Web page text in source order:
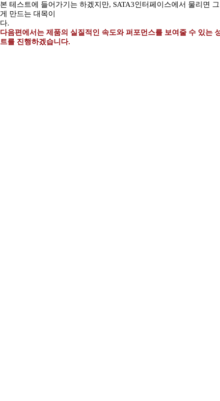
본 테스트에 들어가기는 하겠지만, SATA3인터페이스에서 물리면
게 만드는 대목이
다.
다음편에서는 제품의 실질적인 속도와 퍼포먼스를 보여줄 수 있는
트를 진행하겠습니다.